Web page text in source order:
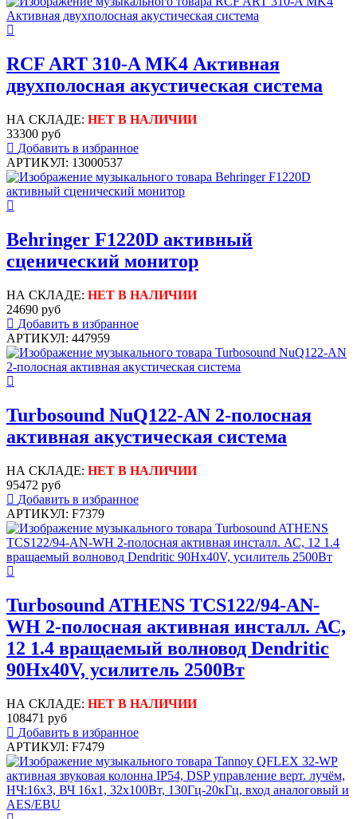
RCF ART 310-A MK4 Активная
двухполосная акустическая система
НА СКЛАДЕ: НЕТ В НАЛИЧИИ
33300 руб
Добавить в избранное
АРТИКУЛ: 13000537
Behringer F1220D активный
сценический монитор
НА СКЛАДЕ: НЕТ В НАЛИЧИИ
24690 руб
Добавить в избранное
АРТИКУЛ: 447959
Turbosound NuQ122-AN 2-полосная
активная акустическая система
НА СКЛАДЕ: НЕТ В НАЛИЧИИ
95472 руб
Добавить в избранное
АРТИКУЛ: F7379
Turbosound ATHENS TCS122/94-AN-
WH 2-полосная активная инсталл. АС,
12 1.4 вращаемый волновод Dendritic
90Hx40V, усилитель 2500Вт
НА СКЛАДЕ: НЕТ В НАЛИЧИИ
108471 руб
Добавить в избранное
АРТИКУЛ: F7479